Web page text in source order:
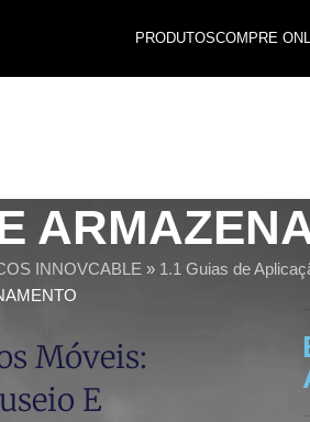
PRODUTOSCOMPRE
INNOVCABLE » 1.1 Guias de
Móveis:
E